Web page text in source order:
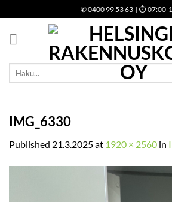
to
content
✆0400 99 53 63 | ⏱ 07:00-
Etsi:
IMG_6330
Published 21.3.2025at 1920 × 2560 in